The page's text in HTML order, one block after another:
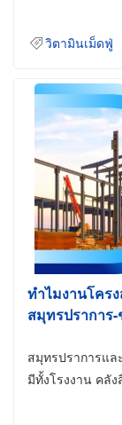
วิตามินเม็ดฟู่
ทำไมงานโคร
สมุทรปราการ
สมุทรปราการแ
มีทั้งโรงงาน คลั